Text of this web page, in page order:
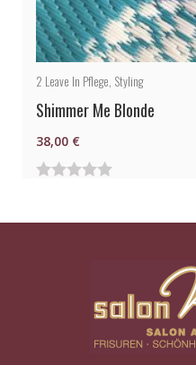
2 Leave In Pflege, Styling
Shimmer Me Blonde
38,00 €